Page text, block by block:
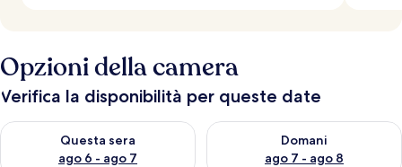
Opzioni della camera
Verifica la disponibilità per queste date
Questa sera
ago 6 - ago 7
Verifica la disponibilità per questa sera, ago 6 - ago 7
Domani
ago 7 - ago 8
Verifica la disponibilità per